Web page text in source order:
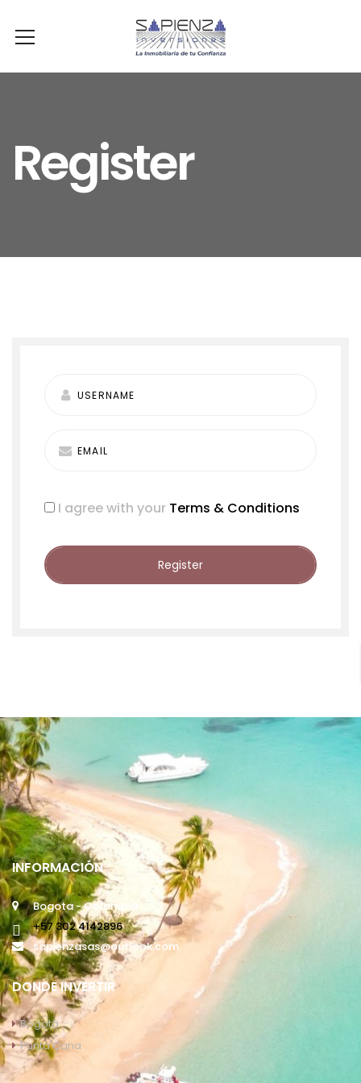
Register
I agree with your Terms & Conditions
Register
INFORMACIÓN
Bogota - Colombia
+57 302 4142896
sapienzasas@outlook.com
DONDE INVERTIR
Bogotá
Punta Cana